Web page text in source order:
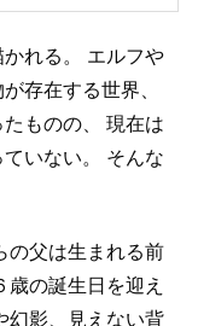
れる。
エルフや
存在する世界、
ものの、
現在は
いない。
そんな
の父は生まれる前
歳の誕生日を迎え
幻影、見えない背